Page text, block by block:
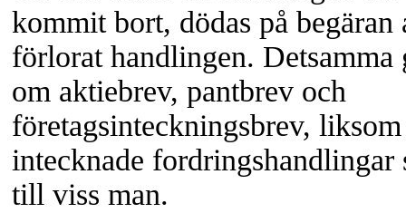
kommit bort, dödas på begäran
förlorat handlingen. Detsamma
om aktiebrev, pantbrev och
företagsinteckningsbrev,
intecknade fordringshandlingar
till viss man.